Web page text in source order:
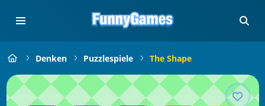
Denken Puzzlespiele The Shape